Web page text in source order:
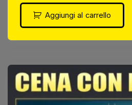
Aggiungi al carrello